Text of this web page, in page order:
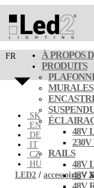
FR
SK
EN
DE
IT
CZ
HU
À PROPOS
PRODUITS
MURALES
48V
230V
RAILS
48V
48V
48V
LED2 / accessoires/